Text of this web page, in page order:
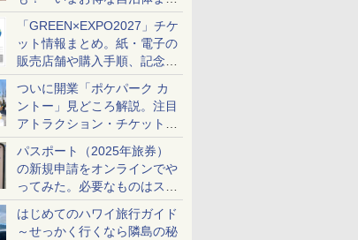
め
「GREEN×EXPO2027」チケ
ット情報まとめ。紙・電子の
販売店舗や購入手順、記念チ
ケットも解説
ついに開業「ポケパーク カ
ントー」見どころ解説。注目
アトラクション・チケット手
配・来場前に必要な準備は？
パスポート（2025年旅券）
の新規申請をオンラインでや
ってみた。必要なものはスマ
ホとマイナカードのみ
はじめてのハワイ旅行ガイド
～せっかく行くなら隣島の秘